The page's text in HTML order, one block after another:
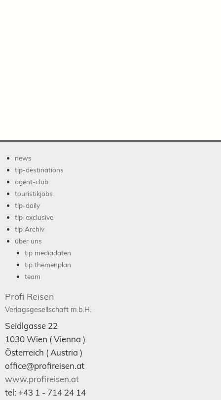
news
tip-destinations
agent-club
touristikjobs
tip-daily
tip-exclusive
tip Archiv
über uns
tip mediadaten
tip themenplan
team
Profi Reisen
Verlagsgesellschaft m.b.H.
Seidlgasse 22
1030Wien ( Vienna )
Österreich (Austria )
office@profireisen.at
www.profireisen.at
tel: +43 1 - 714 24 14